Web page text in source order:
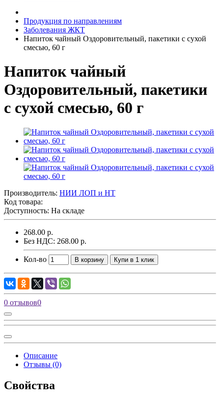
Продукция по направлениям
Заболевания ЖКТ
Напиток чайный Оздоровительный, пакетики с сухой
смесью, 60 г
Напиток чайный
Оздоровительный, пакетики
с сухой смесью, 60 г
Производитель: НИИ ЛОП и НТ
Код товара:
Доступность: На складе
268.00 р.
Без НДС: 268.00 р.
Кол-во В корзину Купи в 1 клик
0 отзывов0
Описание
Отзывы (0)
Свойства